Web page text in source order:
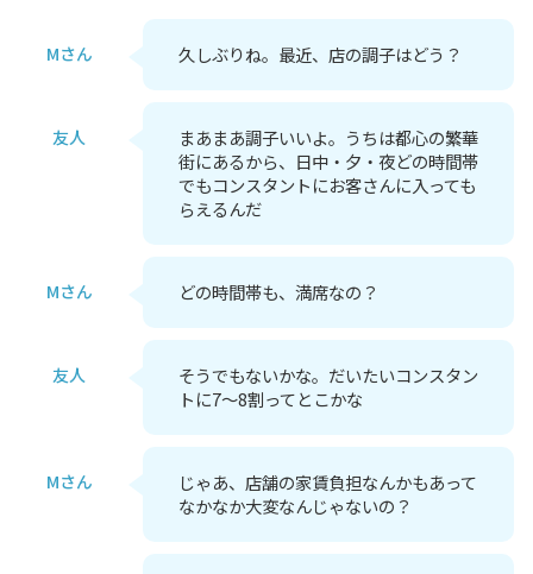
Mさん 久しぶりね。最近、店の調子はどう？
友人
まあまあ調子いいよ。うちは都心の繁華
街にあるから、日中・夕・夜どの時間帯
でもコンスタントにお客さんに入っても
らえるんだ
Mさん どの時間帯も、満席なの？
友人
そうでもないかな。だいたいコンスタン
トに7～8割ってとこかな
Mさん
じゃあ、店舗の家賃負担なんかもあって
なかなか大変なんじゃないの？